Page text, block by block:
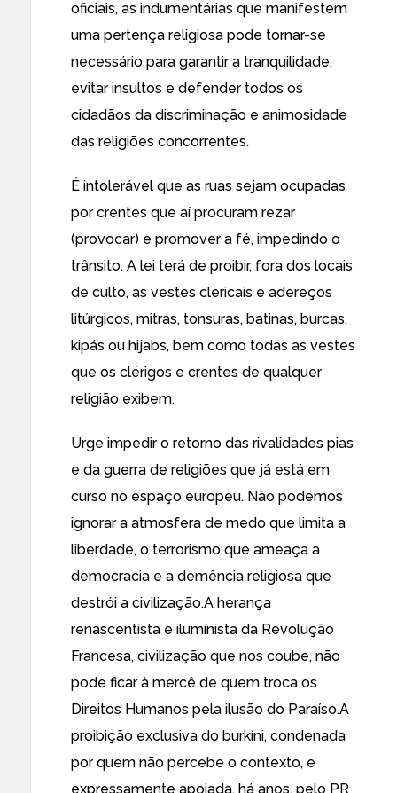
oficiais, as indumentárias que manifestem
uma pertença religiosa pode tornar-se
necessário para garantir a tranquilidade,
evitar insultos e defender todos os
cidadãos da discriminação e animosidade
das religiões concorrentes.
É intolerável que as ruas sejam ocupadas
por crentes que aí procuram rezar
(provocar) e promover a fé, impedindo o
trânsito. A lei terá de proibir, fora dos locais
de culto, as vestes clericais e adereços
litúrgicos, mitras, tonsuras, batinas, burcas,
kipás ou hijabs, bem como todas as vestes
que os clérigos e crentes de qualquer
religião exibem.
Urge impedir o retorno das rivalidades pias
e da guerra de religiões que já está em
curso no espaço europeu. Não podemos
ignorar a atmosfera de medo que limita a
liberdade, o terrorismo que ameaça a
democracia e a demência religiosa que
destrói a civilização.A herança
renascentista e iluminista da Revolução
Francesa, civilização que nos coube, não
pode ficar à mercê de quem troca os
Direitos Humanos pela ilusão do Paraíso.A
proibição exclusiva do burkíni, condenada
por quem não percebe o contexto, e
expressamente apoiada, há anos, pelo PR